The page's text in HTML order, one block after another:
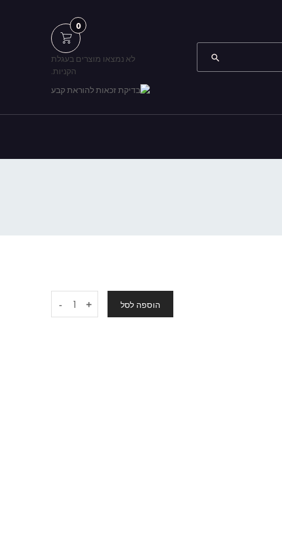
0
לא נמצאו מוצרים בעגלת
הקניות.
- הוספה לסל